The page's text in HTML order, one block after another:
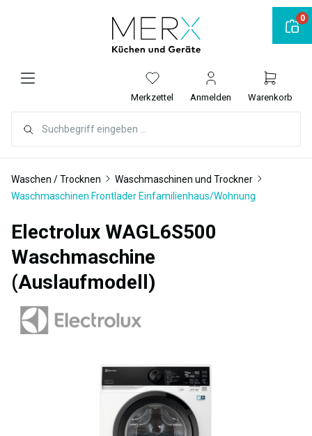
Merkzettel Anmelden Warenkorb
Waschen / Trocknen
Waschmaschinen und Trockner
Waschmaschinen Frontlader Einfamilienhaus/Wohnung
Electrolux WAGL6S500
Waschmaschine
(Auslaufmodell)
Bildergalerie überspringen
0